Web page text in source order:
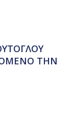
ΤΗΝ